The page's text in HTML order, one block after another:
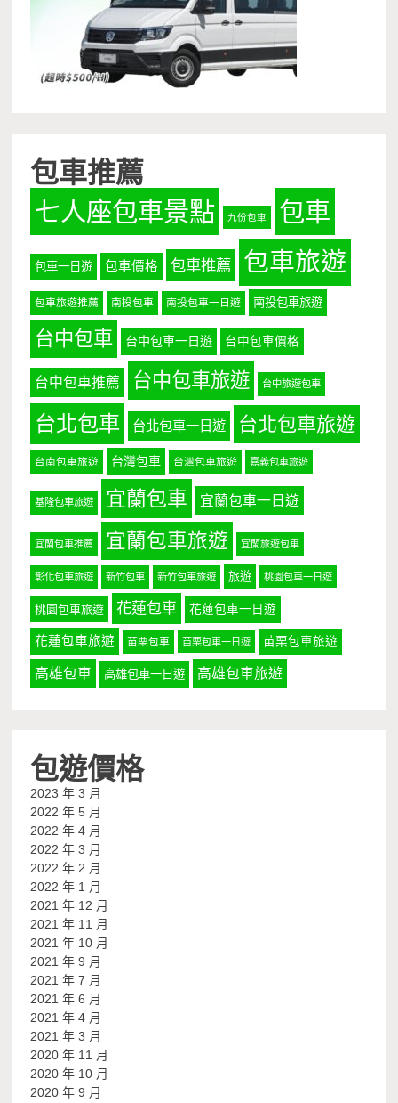
包車推薦
七人座包車景點 九份包車 包車
包車一日遊 包車價格 包車推薦 包車旅遊
包車旅遊推薦 南投包車 南投包車一日遊 南投包車旅遊
台中包車 台中包車一日遊 台中包車價格
台中包車推薦 台中包車旅遊 台中旅遊包車
台北包車 台北包車一日遊 台北包車旅遊
台南包車旅遊 台灣包車 台灣包車旅遊 嘉義包車旅遊
基隆包車旅遊 宜蘭包車 宜蘭包車一日遊
宜蘭包車推薦 宜蘭包車旅遊 宜蘭旅遊包車
彰化包車旅遊 新竹包車 新竹包車旅遊 旅遊 桃園包車一日遊
桃園包車旅遊 花蓮包車 花蓮包車一日遊
花蓮包車旅遊 苗栗包車 苗栗包車一日遊 苗栗包車旅遊
高雄包車 高雄包車一日遊 高雄包車旅遊
包遊價格
2023 年 3 月
2022 年 5 月
2022 年 4 月
2022 年 3 月
2022 年 2 月
2022 年 1 月
2021 年 12 月
2021 年 11 月
2021 年 10 月
2021 年 9 月
2021 年 7 月
2021 年 6 月
2021 年 4 月
2021 年 3 月
2020 年 11 月
2020 年 10 月
2020 年 9 月